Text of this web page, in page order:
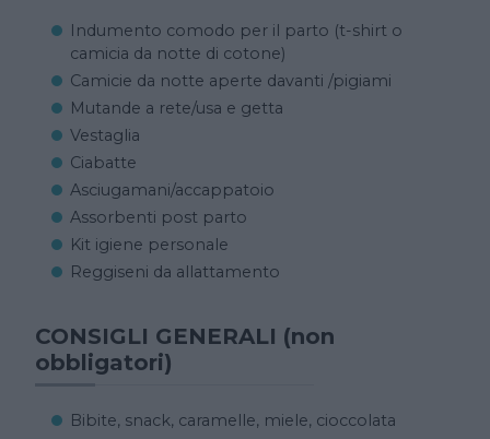
Indumento comodo per il parto (t-shirt o
camicia da notte di cotone)
Camicie da notte aperte davanti /pigiami
Mutande a rete/usa e getta
Vestaglia
Ciabatte
Asciugamani/accappatoio
Assorbenti post parto
Kit igiene personale
Reggiseni da allattamento
CONSIGLI GENERALI (non
obbligatori)
Bibite, snack, caramelle, miele, cioccolata